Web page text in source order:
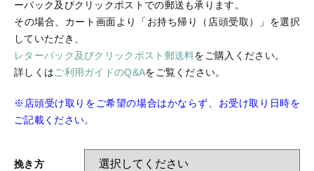
ーパック及びクリックポストでの郵送も承ります。
その場合、カート画面より「お持ち帰り（店頭受取）」を選択
していただき、
レターパック及びクリックポスト郵送料をご購入ください。
詳しくはご利用ガイドのQ&Aをご覧ください。
※店頭受け取りをご希望の場合はかならず、お受け取り日時を
ご記載ください。
挽き方
お問い合わせ
ログイン